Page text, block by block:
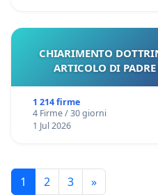
CHIARIMENTO
ARTICOLO DI
1 214 firme
4 Firme / 30 giorni
1 Jul 2026
1 2 3 »